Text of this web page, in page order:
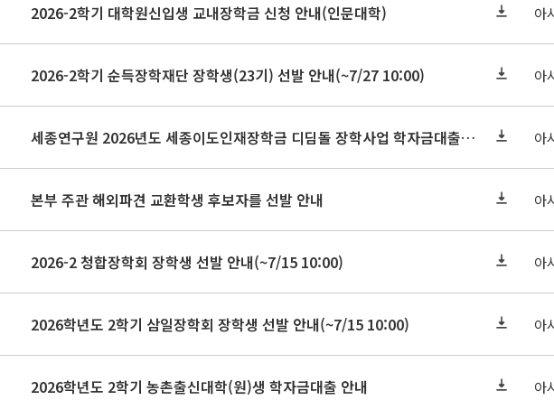
2026-2학기 대학원신입생 교내장학금 신청 안내(인문대학) 아
2026-2학기 순득장학재단 장학생(23기) 선발 안내(~7/27 10:00) 아
세종연구원 2026년도 세종이도인재장학금 디딤돌 장학사업 학자금대출 관련분야(원금상환, 이자지원) 신청 사업 안내 아
본부 주관 해외파견 교환학생 후보자를 선발 안내 아
2026-2 청합장학회 장학생 선발 안내(~7/15 10:00) 아
2026학년도 2학기 삼일장학회 장학생 선발 안내(~7/15 10:00) 아
2026학년도 2학기 농촌출신대학(원)생 학자금대출 안내 아